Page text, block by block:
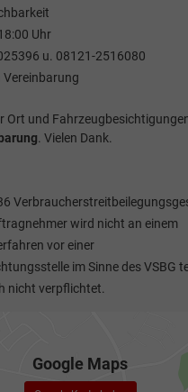
Uhr
u. 08121-2516080
Vereinbarung
Ort und
. Vielen Dank.
wird nicht an einem
vor einer
im Sinne des VSBG
nicht verpflichtet.
Google Maps